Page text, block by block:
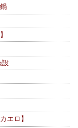
設
エロ】